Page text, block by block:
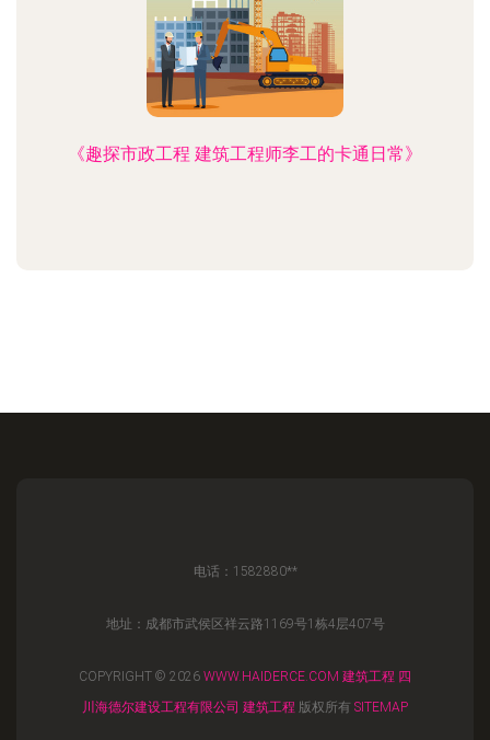
《趣探市政工程 建筑工程师李工的卡通日常》
电话：1582880**
地址：成都市武侯区祥云路1169号1栋4层407号
COPYRIGHT © 2026 WWW.HAIDERCE.COM 建筑工程 四
川海德尔建设工程有限公司 建筑工程 版权所有 SITEMAP